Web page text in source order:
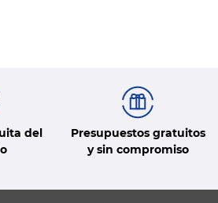
del
Presupuestos gratuitos
y sin compromiso